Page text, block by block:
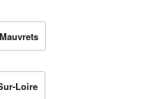
Loire